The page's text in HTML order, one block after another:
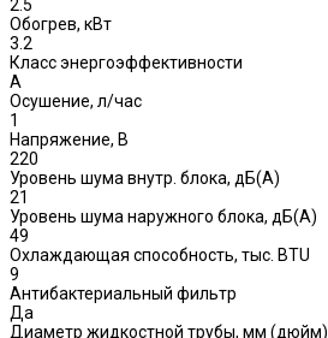
2.5
Обогрев, кВт
3.2
Класс энергоэффективности
A
Осушение, л/час
1
Напряжение, В
220
Уровень шума внутр. блока, дБ(А)
21
Уровень шума наружного блока, дБ(A)
49
Охлаждающая способность, тыс. BTU
9
Антибактериальный фильтр
Да
Диаметр жидкостной трубы, мм (дюйм)